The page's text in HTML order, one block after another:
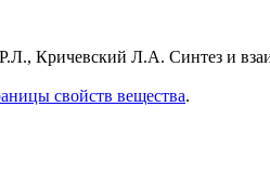
Кричевский Л.А. Синтез и
свойств вещества.